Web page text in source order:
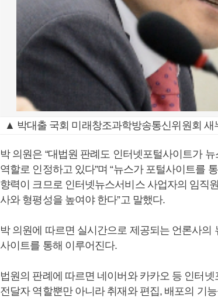
▲ 박대출 국회 미래창조과학방송통신위원회 새
박 의원은 “대법원 판례도 인터넷포털사이트가
역할로 인정하고 있다”며 “뉴스가 포털사이트를
향력이 크므로 인터넷뉴스서비스 사업자의 임직
사와 형평성을 높여야 한다”고 말했다.
박 의원에 따르면 실시간으로 제공되는 언론사의
사이트를 통해 이루어진다.
법원의 판례에 따르면 네이버와 카카오 등 인터
전달자 역할뿐만 아니라 취재와 편집, 배포의 기